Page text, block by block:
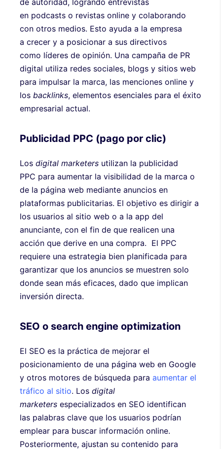
de autoridad, logrando entrevistas
en podcasts o revistas online y colaborando
con otros medios. Esto ayuda a la empresa
a crecer y a posicionar a sus directivos
como líderes de opinión. Una campaña de PR
digital utiliza redes sociales, blogs y sitios web
para impulsar la marca, las menciones online y
los backlinks, elementos esenciales para el éxito
empresarial actual.
Publicidad PPC (pago por clic)
Los digital marketers utilizan la publicidad
PPC para aumentar la visibilidad de la marca o
de la página web mediante anuncios en
plataformas publicitarias. El objetivo es dirigir a
los usuarios al sitio web o a la app del
anunciante, con el fin de que realicen una
acción que derive en una compra. El PPC
requiere una estrategia bien planificada para
garantizar que los anuncios se muestren solo
donde sean más eficaces, dado que implican
inversión directa.
SEO o search engine optimization
El SEO es la práctica de mejorar el
posicionamiento de una página web en Google
y otros motores de búsqueda para aumentar el
tráfico al sitio. Los digital
marketers especializados en SEO identifican
las palabras clave que los usuarios podrían
emplear para buscar información online.
Posteriormente, ajustan su contenido para